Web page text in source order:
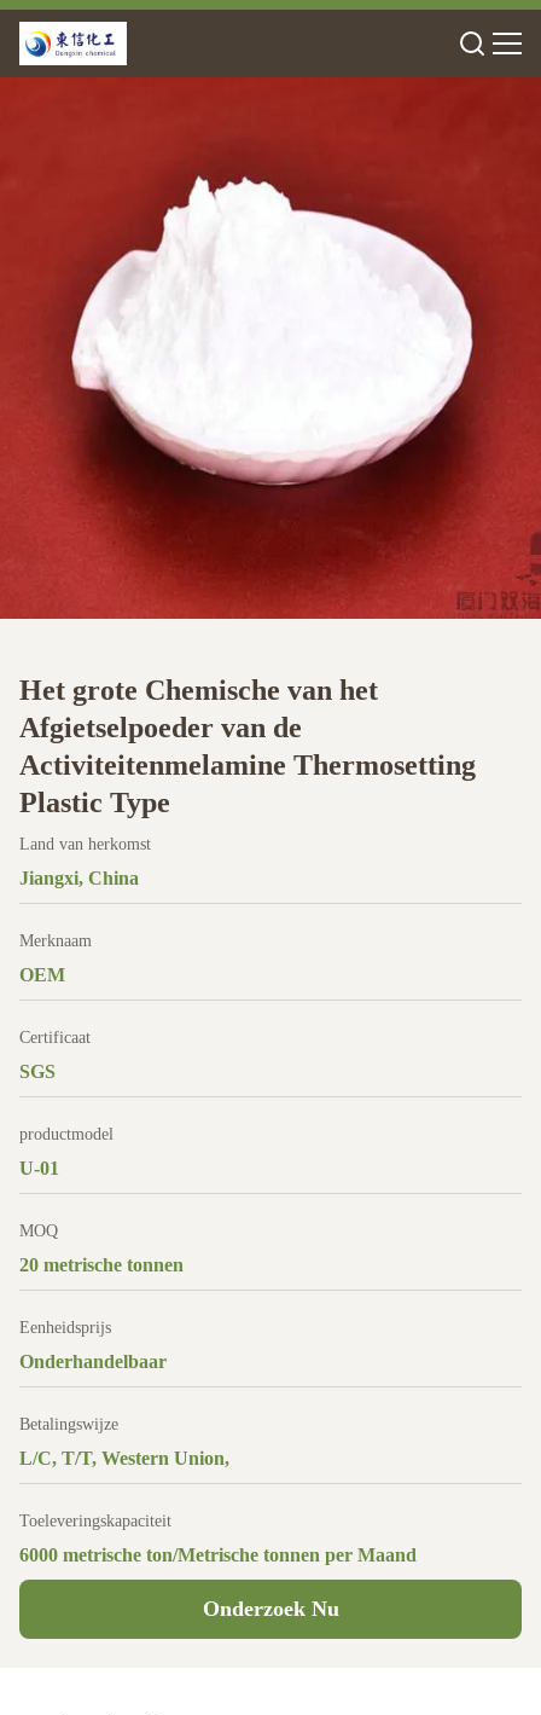
Het grote Chemische van het
Afgietselpoeder van de
Activiteitenmelamine Thermosetting
Plastic Type
Land van herkomst
Jiangxi, China
Merknaam
OEM
Certificaat
SGS
productmodel
U-01
MOQ
20 metrische tonnen
Eenheidsprijs
Onderhandelbaar
Betalingswijze
L/C, T/T, Western Union,
Toeleveringskapaciteit
6000 metrische ton/Metrische tonnen per Maand
Onderzoek Nu